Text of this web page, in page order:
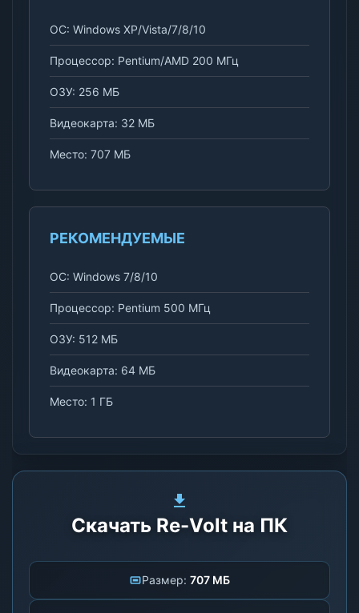
ОС: Windows XP/Vista/7/8/10
Процессор: Pentium/AMD 200 МГц
ОЗУ: 256 МБ
Видеокарта: 32 МБ
Место: 707 МБ
РЕКОМЕНДУЕМЫЕ
ОС: Windows 7/8/10
Процессор: Pentium 500 МГц
ОЗУ: 512 МБ
Видеокарта: 64 МБ
Место: 1 ГБ
Скачать Re-Volt на ПК
Размер: 707 МБ